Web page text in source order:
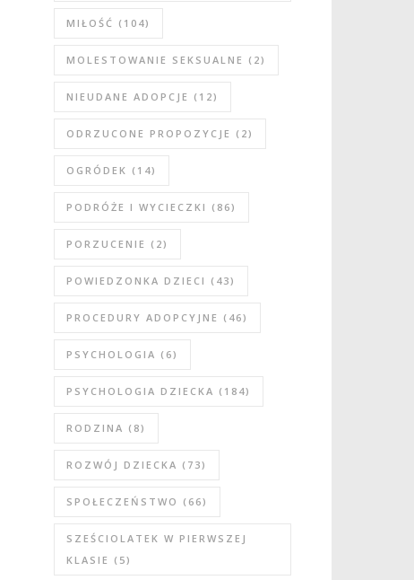
MIŁOŚĆ (104)
MOLESTOWANIE SEKSUALNE (2)
NIEUDANE ADOPCJE (12)
ODRZUCONE PROPOZYCJE (2)
OGRÓDEK (14)
PODRÓŻE I WYCIECZKI (86)
PORZUCENIE (2)
POWIEDZONKA DZIECI (43)
PROCEDURY ADOPCYJNE (46)
PSYCHOLOGIA (6)
PSYCHOLOGIA DZIECKA (184)
RODZINA (8)
ROZWÓJ DZIECKA (73)
SPOŁECZEŃSTWO (66)
SZEŚCIOLATEK W PIERWSZEJ
KLASIE (5)